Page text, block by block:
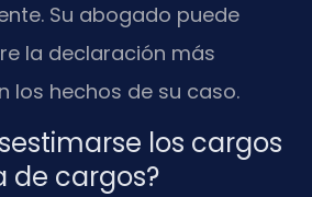
Su abogado puede
la declaración más
los hechos de su caso.
los cargos
de cargos?